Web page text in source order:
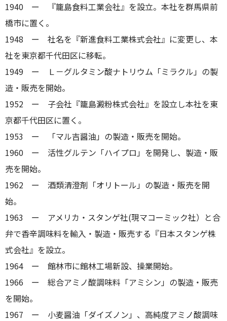
1940 ー 『籠島食料工業会社』を設立。本社を群馬県前
橋市に置く。
1948 ー 社名を『新進食料工業株式会社』に変更し、本
社を東京都千代田区に移転。
1949 ー Ｌ－グルタミン酸ナトリウム「ミラクル」の製
造・販売を開始。
1952 ー 子会社『籠島澱粉株式会社』を設立し本社を東
京都千代田区に置く。
1953 ー 「マル吉醤油」の製造・販売を開始。
1960 ー 活性グルテン「ハイプロ」を開発し、製造・販
売を開始。
1962 ー 酒類清澄剤「オリトール」の製造・販売を開
始。
1963 ー アメリカ・スタンゲ社(現マコーミック社）と合
弁で香辛調味料を輸入・製造・販売する『日本スタンゲ株
式会社』を設立。
1964 ー 館林市に館林工場新設、操業開始。
1966 ー 総合アミノ酸調味料「アミシン」の製造・販売
を開始。
1967 ー 小麦醤油「ダイズノン」、高純度アミノ酸調味